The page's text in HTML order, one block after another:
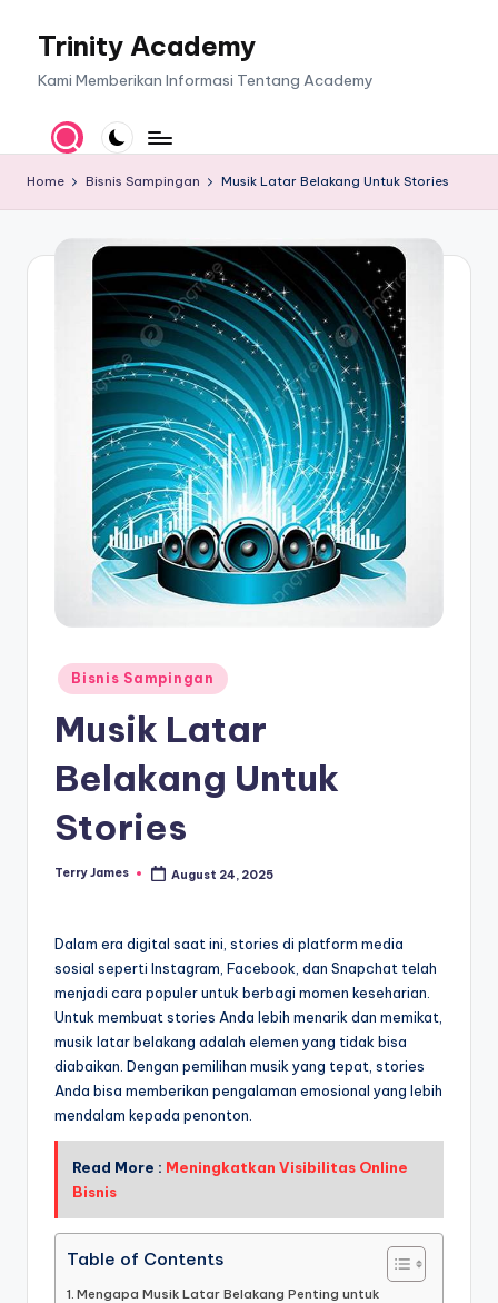
Trinity Academy
Kami Memberikan Informasi Tentang Academy
Home Bisnis Sampingan Musik Latar Belakang Untuk Stories
Posted
in
Bisnis Sampingan
Musik Latar
Belakang Untuk
Stories
Posted
Terry James August 24, 2025
Dalam era digital saat ini, stories di platform media
sosial seperti Instagram, Facebook, dan Snapchat telah
menjadi cara populer untuk berbagi momen keseharian.
Untuk membuat stories Anda lebih menarik dan memikat,
musik latar belakang adalah elemen yang tidak bisa
diabaikan. Dengan pemilihan musik yang tepat, stories
Anda bisa memberikan pengalaman emosional yang lebih
mendalam kepada penonton.
Read More : Meningkatkan Visibilitas Online
Bisnis
Table of Contents
Mengapa Musik Latar Belakang Penting untuk